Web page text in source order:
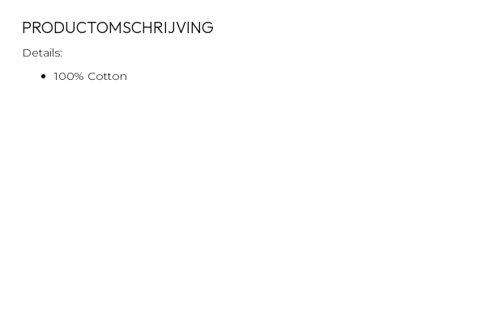
PRODUCTOMSCHRIJVING
Details:
100% Cotton